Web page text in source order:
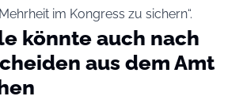
im Kongress zu sichern“.
könnte auch nach
aus dem Amt